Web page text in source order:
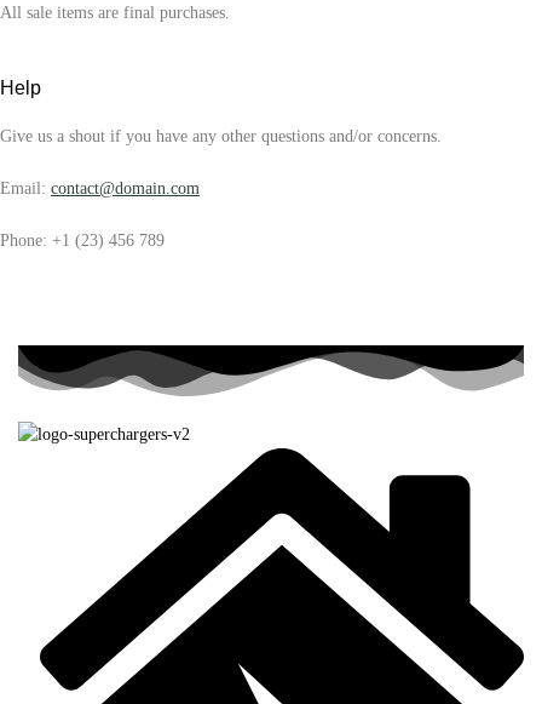
All sale items are final purchases.
Help
Give us a shout if you have any other questions and/or concerns.
Email: contact@domain.com
Phone: +1 (23) 456 789